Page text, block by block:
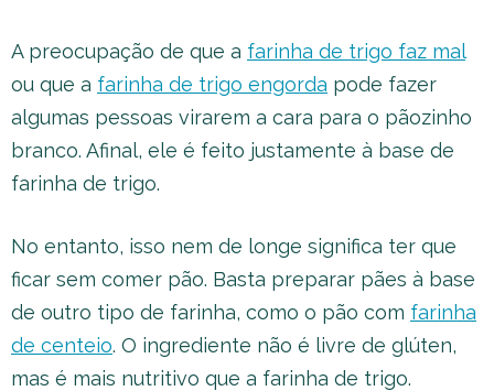
A preocupação de que a farinha de trigo faz mal
ou que a farinha de trigo engorda pode fazer
algumas pessoas virarem a cara para o pãozinho
branco. Afinal, ele é feito justamente à base de
farinha de trigo.
No entanto, isso nem de longe significa ter que
ficar sem comer pão. Basta preparar pães à base
de outro tipo de farinha, como o pão com farinha
de centeio. O ingrediente não é livre de glúten,
mas é mais nutritivo que a farinha de trigo.